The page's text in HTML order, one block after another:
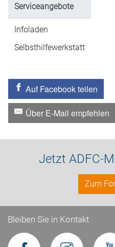
Serviceangebote
Infoladen
Selbsthilfewerkstatt
Auf Facebook teilen
Über E-Mail empfehlen
Jetzt ADFC-
Zum
Bleiben Sie in Kontakt